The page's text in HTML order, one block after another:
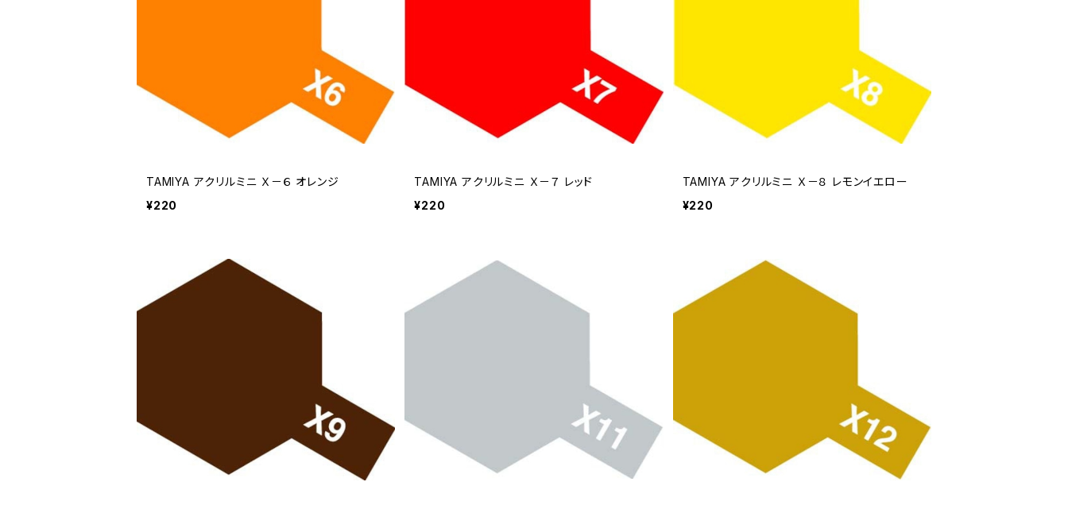
TAMIYA アクリルミニ Ｘ－６ オレンジ
¥220
TAMIYA アクリルミニ Ｘ－７ レッド
¥220
TAMIYA アクリルミニ Ｘ－８ レモンイエロー
¥220